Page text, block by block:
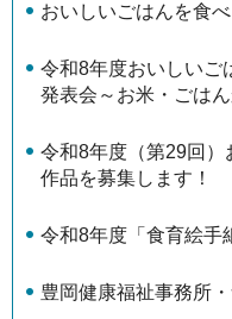
おいしいごはんを食
令和8年度おいしいご
発表会～お米・ごは
令和8年度（第29回
作品を募集します！
令和8年度「食育絵手
豊岡健康福祉事務所